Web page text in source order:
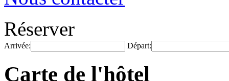
Réserver
Arrivée: Départ:
Carte de l'hôtel